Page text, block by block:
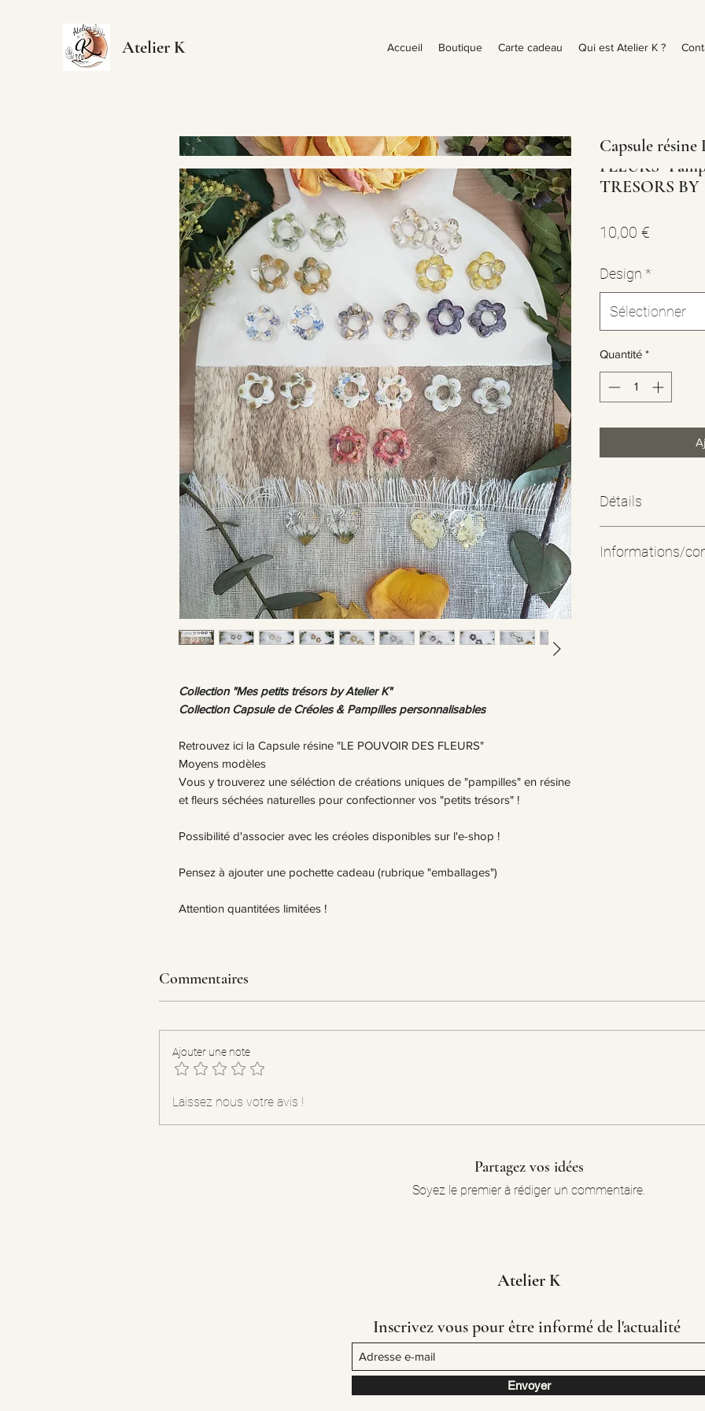
Atelier K Accueil Boutique Carte cadeau Qui est Atelier K ?
Collection "Mes petits trésors by Atelier K"
Collection Capsule de Créoles & Pampilles personnalisables
Retrouvez ici la Capsule résine "LE POUVOIR DES FLEURS"
Moyens modèles
Vous y trouverez une séléction de créations uniques de "pampilles" en résine
et fleurs séchées naturelles pour confectionner vos "petits trésors" !
Possibilité d'associer avec les créoles disponibles sur l'e-shop !
Pensez à ajouter une pochette cadeau (rubrique "emballages")
Attention quantitées limitées !
Capsule
FLEURS
TRESORS BY
10,00 €
Design *
Sélectionner
Quantité *
Détails
Informations/
Commentaires
Ajouter une note
Laissez nous votre avis !
Partagez vos idées
Soyez le premier à rédiger un commentaire.
Atelier K
Inscrivez vous pour être informé de l'actualité
Envoyer